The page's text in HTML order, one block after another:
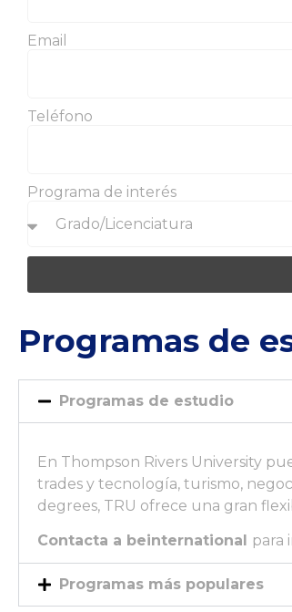
Email
Teléfono
Programa de interés
Programas de
Programas de estudio
En Thompson Rivers University
trades y tecnología, turismo,
degrees, TRU ofrece una gran
Contacta a beinternational para
Programas más populares